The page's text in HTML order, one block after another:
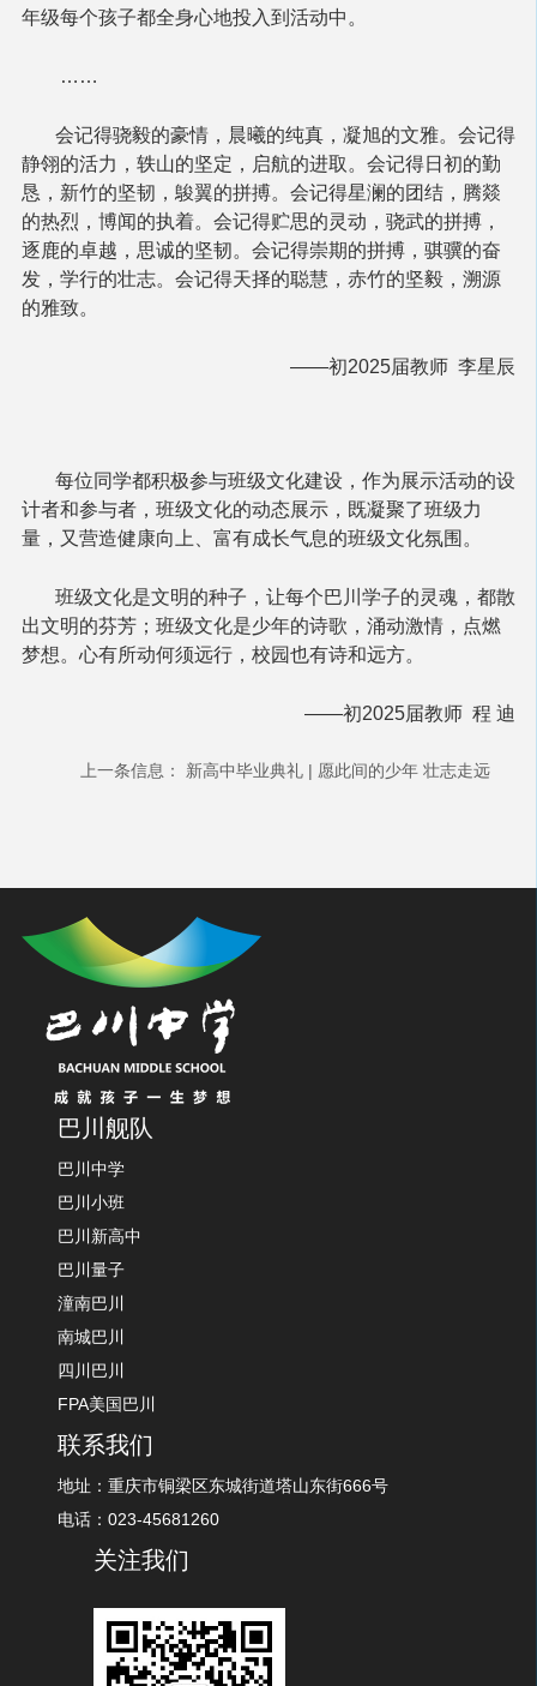
年级每个孩子都全身心地投入到活动中。
……
会记得骁毅的豪情，晨曦的纯真，凝旭的文雅。会记得
静翎的活力，轶山的坚定，启航的进取。会记得日初的勤
恳，新竹的坚韧，鵔翼的拼搏。会记得星澜的团结，腾燚
的热烈，博闻的执着。会记得贮思的灵动，骁武的拼搏，
逐鹿的卓越，思诚的坚韧。会记得崇期的拼搏，骐骥的奋
发，学行的壮志。会记得天择的聪慧，赤竹的坚毅，溯源
的雅致。
——初2025届教师 李星辰
每位同学都积极参与班级文化建设，作为展示活动的设
计者和参与者，班级文化的动态展示，既凝聚了班级力
量，又营造健康向上、富有成长气息的班级文化氛围。
班级文化是文明的种子，让每个巴川学子的灵魂，都散
出文明的芬芳；班级文化是少年的诗歌，涌动激情，点燃
梦想。心有所动何须远行，校园也有诗和远方。
——初2025届教师 程 迪
上一条信息： 新高中毕业典礼 | 愿此间的少年 壮志走远
巴川舰队
巴川中学
巴川小班
巴川新高中
巴川量子
潼南巴川
南城巴川
四川巴川
FPA美国巴川
联系我们
地址：重庆市铜梁区东城街道塔山东街666号
电话：023-45681260
关注我们